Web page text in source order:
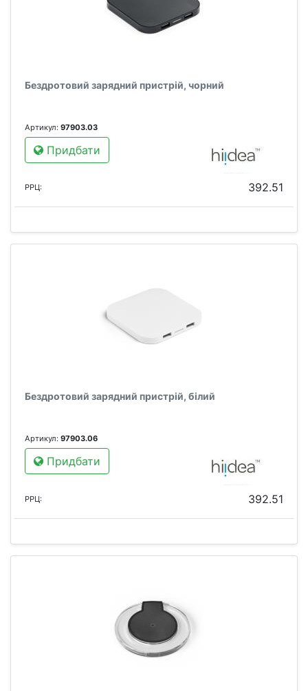
Бездротовий зарядний пристрій, чорний
Артикул: 97903.03
Придбати
РРЦ: 392.51
Бездротовий зарядний пристрій, білий
Артикул: 97903.06
Придбати
РРЦ: 392.51